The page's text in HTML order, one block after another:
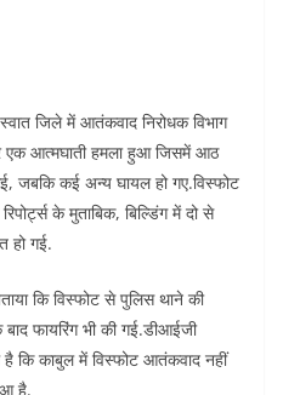
जिले में आतंकवाद निरोधक विभाग
एक आत्मघाती हमला हुआ जिसमें आठ
जबकि कई अन्य घायल हो गए.विस्फोट
के मुताबिक, बिल्डिंग में दो से
हो गई.
कि विस्फोट से पुलिस थाने की
फायरिंग भी की गई.डीआईजी
है कि काबुल में विस्फोट आतंकवाद नहीं
है.